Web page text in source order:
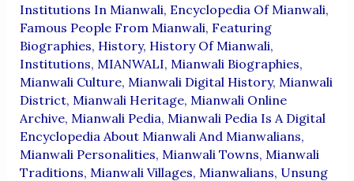
Institutions In Mianwali, Encyclopedia Of Mianwali,
Famous People From Mianwali, Featuring
Biographies, History, History Of Mianwali,
Institutions, MIANWALI, Mianwali Biographies,
Mianwali Culture, Mianwali Digital History, Mianwali
District, Mianwali Heritage, Mianwali Online
Archive, Mianwali Pedia, Mianwali Pedia Is A Digital
Encyclopedia About Mianwali And Mianwalians,
Mianwali Personalities, Mianwali Towns, Mianwali
Traditions, Mianwali Villages, Mianwalians, Unsung